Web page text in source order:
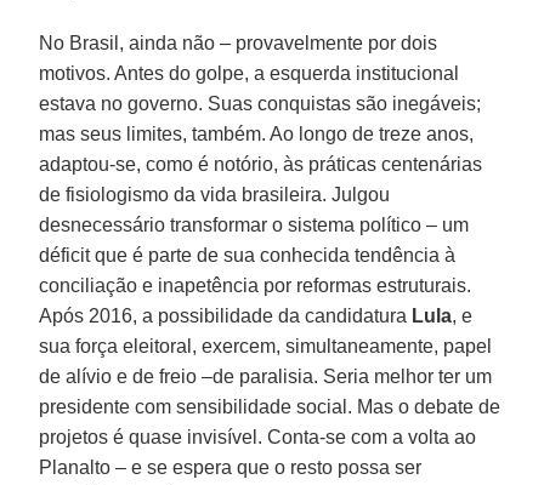
No Brasil, ainda não – provavelmente por dois
motivos. Antes do golpe, a esquerda institucional
estava no governo. Suas conquistas são inegáveis;
mas seus limites, também. Ao longo de treze anos,
adaptou-se, como é notório, às práticas centenárias
de fisiologismo da vida brasileira. Julgou
desnecessário transformar o sistema político – um
déficit que é parte de sua conhecida tendência à
conciliação e inapetência por reformas estruturais.
Após 2016, a possibilidade da candidatura Lula, e
sua força eleitoral, exercem, simultaneamente, papel
de alívio e de freio –de paralisia. Seria melhor ter um
presidente com sensibilidade social. Mas o debate de
projetos é quase invisível. Conta-se com a volta ao
Planalto – e se espera que o resto possa ser